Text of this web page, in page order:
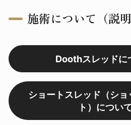
施術について（説
Doothスレッドに
ショートスレッド（シ
ト）につい